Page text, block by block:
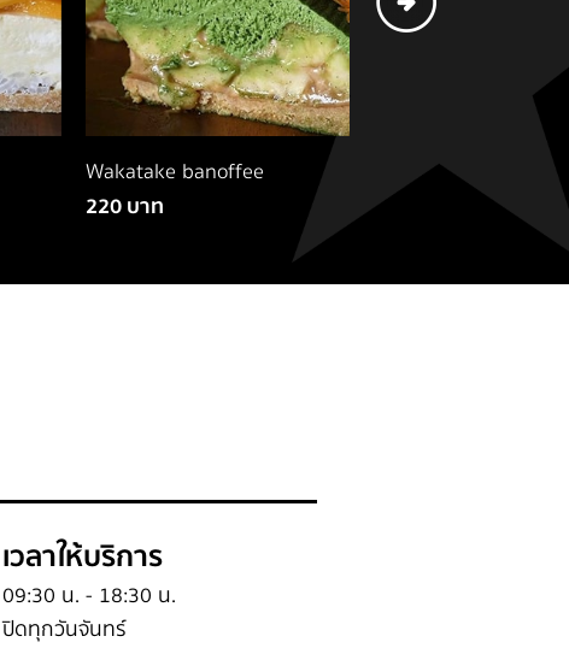
Wakatake banoffee
220 บาท
Muscat choc pie
220 บาท
เวลาให้บริการ
09:30 น. - 18:30 น.
ปิดทุกวันจันทร์